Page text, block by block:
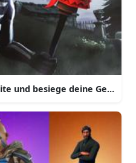
und besiege deine Gegner